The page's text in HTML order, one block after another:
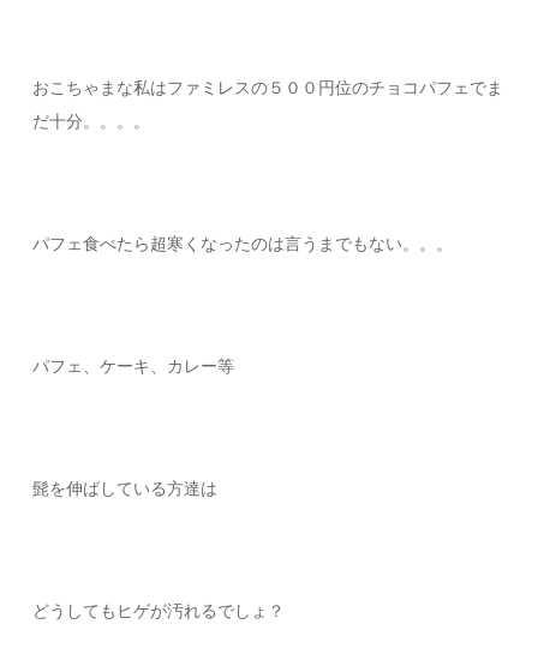
おこちゃまな私はファミレスの５００円位のチョコパフェでま
だ十分。。。。
パフェ食べたら超寒くなったのは言うまでもない。。。
パフェ、ケーキ、カレー等
髭を伸ばしている方達は
どうしてもヒゲが汚れるでしょ？